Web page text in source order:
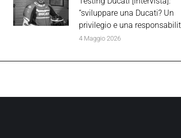
“sviluppare una Ducati? Un
privilegio e una
4 Maggio 2026